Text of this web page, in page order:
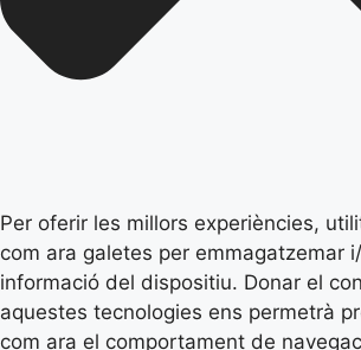
Per oferir les millors experiències,
com ara galetes per emmagatzemar
informació del dispositiu. Donar el
aquestes tecnologies ens permetrà
com ara el comportament de